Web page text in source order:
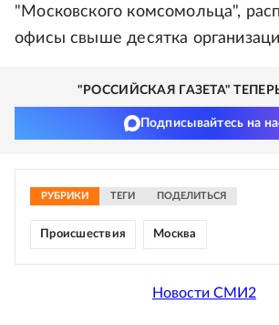
"Московского комсомольца",
офисы свыше десятка
"РОССИЙСКАЯ ГАЗЕТА"
Подписывайтесь на
РУБРИКИ ТЕГИ ПОДЕЛИТЬСЯ
Происшествия Москва
Новости СМИ2